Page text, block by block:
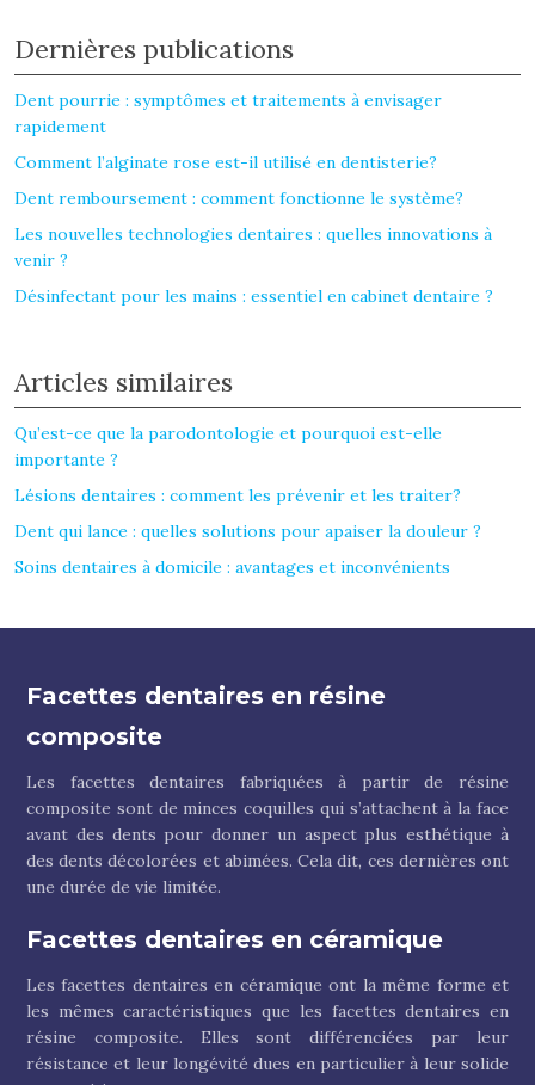
Dernières publications
Dent pourrie : symptômes et traitements à envisager
rapidement
Comment l’alginate rose est-il utilisé en dentisterie?
Dent remboursement : comment fonctionne le système?
Les nouvelles technologies dentaires : quelles innovations à
venir ?
Désinfectant pour les mains : essentiel en cabinet dentaire ?
Articles similaires
Qu’est-ce que la parodontologie et pourquoi est-elle
importante ?
Lésions dentaires : comment les prévenir et les traiter?
Dent qui lance : quelles solutions pour apaiser la douleur ?
Soins dentaires à domicile : avantages et inconvénients
Facettes dentaires en résine
composite
Les facettes dentaires fabriquées à partir de résine
composite sont de minces coquilles qui s’attachent à la face
avant des dents pour donner un aspect plus esthétique à
des dents décolorées et abimées. Cela dit, ces dernières ont
une durée de vie limitée.
Facettes dentaires en céramique
Les facettes dentaires en céramique ont la même forme et
les mêmes caractéristiques que les facettes dentaires en
résine composite. Elles sont différenciées par leur
résistance et leur longévité dues en particulier à leur solide